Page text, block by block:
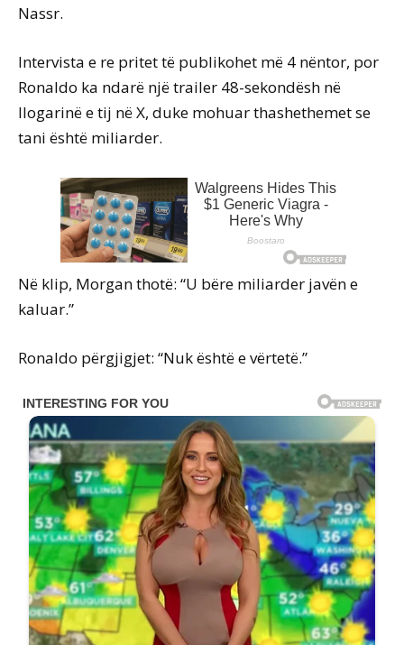
Nassr.
Intervista e re pritet të publikohet më 4 nëntor, por
Ronaldo ka ndarë një trailer 48-sekondësh në
llogarinë e tij në X, duke mohuar thashethemet se
tani është miliarder.
Në klip, Morgan thotë: “U bëre miliarder javën e
kaluar.”
Ronaldo përgjigjet: “Nuk është e vërtetë.”